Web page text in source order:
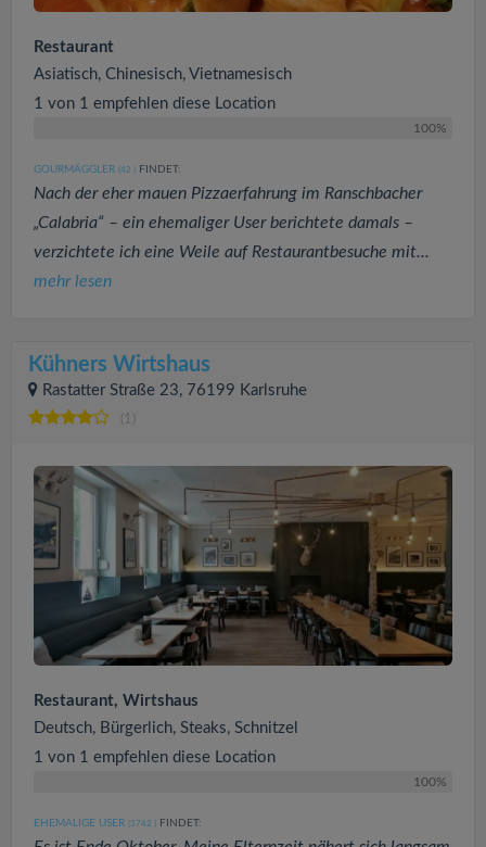
Restaurant
Asiatisch, Chinesisch, Vietnamesisch
1 von 1 empfehlen diese Location
100%
GOURMÄGGLER (42 ) FINDET:
Nach der eher mauen Pizzaerfahrung im Ranschbacher
„Calabria“ – ein ehemaliger User berichtete damals –
verzichtete ich eine Weile auf Restaurantbesuche mit...
mehr lesen
Kühners Wirtshaus
Rastatter Straße 23, 76199 Karlsruhe
(1)
Restaurant, Wirtshaus
Deutsch, Bürgerlich, Steaks, Schnitzel
1 von 1 empfehlen diese Location
100%
EHEMALIGE USER (3742 ) FINDET: